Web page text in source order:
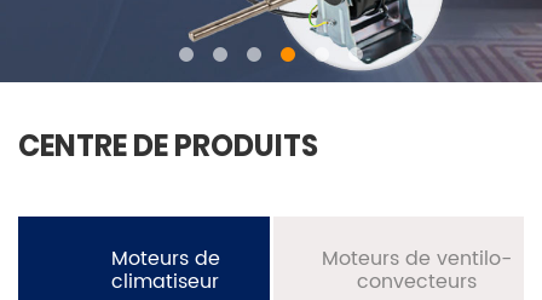
CENTRE DE PRODUITS
Moteurs de
climatiseur
Moteurs de ventilo-
convecteurs